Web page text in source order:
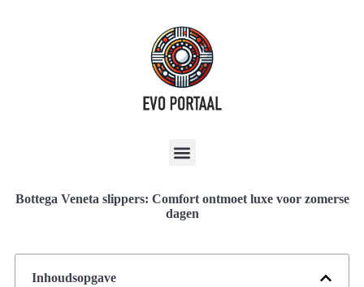
Bottega Veneta slippers: Comfort ontmoet luxe voor zomerse
dagen
Inhoudsopgave